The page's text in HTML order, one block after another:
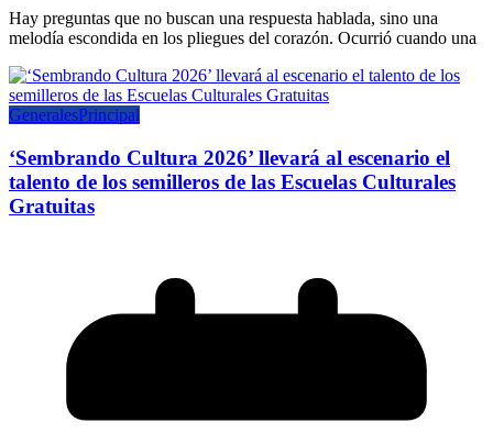
Hay preguntas que no buscan una respuesta hablada, sino una
melodía escondida en los pliegues del corazón. Ocurrió cuando una
GeneralesPrincipal
‘Sembrando Cultura 2026’ llevará al escenario el
talento de los semilleros de las Escuelas Culturales
Gratuitas